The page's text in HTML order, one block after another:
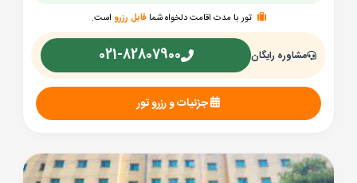
تور با مدت اقامت دلخواه شما قابل رزرو است.
مشاوره رایگان 021-82807900
جزئیات و رزرو تور